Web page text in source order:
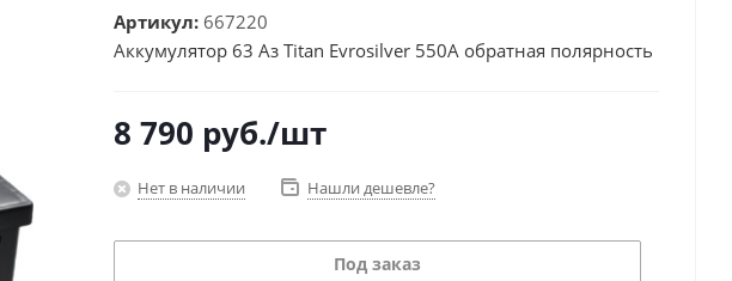
Артикул: 667220
Аккумулятор 63 Аз Titan Evrosilver 550А обратная полярность
8 790 руб./шт
Нет в наличии Нашли дешевле?
Под заказ